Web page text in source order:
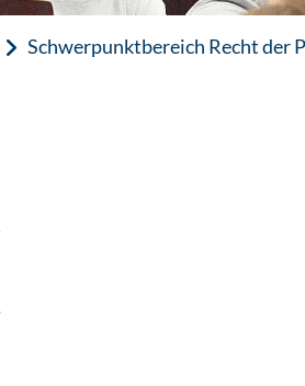
Schwerpunktbereich Recht der